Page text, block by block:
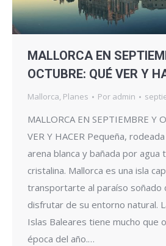
MALLORCA EN
OCTUBRE: QUÉ VER Y
Mallorca, Planes Por admin
MALLORCA EN SEPTIEMBRE Y
VER Y HACER Pequeña,
arena blanca y bañada por agua
cristalina. Mallorca es una isla
transportarte al paraíso soñado
disfrutar de su entorno natural.
Islas Baleares tiene mucho que
época del año.…